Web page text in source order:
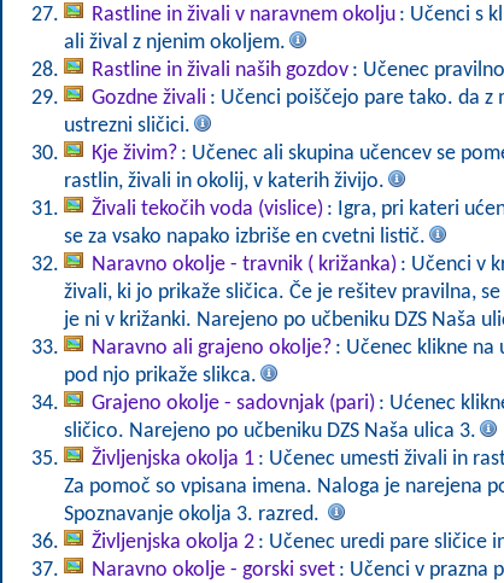
Rastline in živali v naravnem okolju : Učenci s
ali žival z njenim okoljem.
Rastline in živali naših gozdov : Učenec
Gozdne živali : Učenci poiščejo pare tako. da z
ustrezni sličici.
Kje živim? : Učenec ali skupina učencev se
rastlin, živali in okolij, v katerih živijo.
Živali tekočih voda (vislice) : Igra, pri kateri
se za vsako napako izbriše en cvetni listič.
Naravno okolje - travnik ( križanka) : Učenci v
živali, ki jo prikaže sličica. Če je rešitev pravilna,
je ni v križanki. Narejeno po učbeniku DZS Naša
Naravno ali grajeno okolje? : Učenec klikne na
pod njo prikaže slikca.
Grajeno okolje - sadovnjak (pari) : Ućenec
sličico. Narejeno po učbeniku DZS Naša ulica 3.
Življenjska okolja 1 : Učenec umesti živali in
Za pomoč so vpisana imena. Naloga je narejena
Spoznavanje okolja 3. razred.
Življenjska okolja 2 : Učenec uredi pare sličice
Naravno okolje - gorski svet : Učenci v prazna